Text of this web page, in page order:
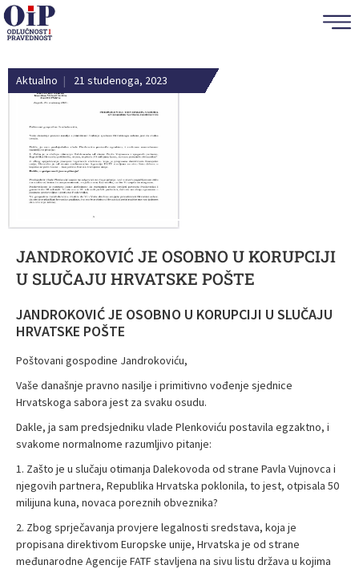
Aktualno | 21 studenoga, 2023
JANDROKOVIĆ JE OSOBNO U KORUPCIJI
U SLUČAJU HRVATSKE POŠTE
JANDROKOVIĆ JE OSOBNO U KORUPCIJI U SLUČAJU
HRVATSKE POŠTE
Poštovani gospodine Jandrokoviću,
Vaše današnje pravno nasilje i primitivno vođenje sjednice
Hrvatskoga sabora jest za svaku osudu.
Dakle, ja sam predsjedniku vlade Plenkoviću postavila egzaktno, i
svakome normalnome razumljivo pitanje:
1. Zašto je u slučaju otimanja Dalekovoda od strane Pavla Vujnovca i
njegovih partnera, Republika Hrvatska poklonila, to jest, otpisala 50
milijuna kuna, novaca poreznih obveznika?
2. Zbog sprječavanja provjere legalnosti sredstava, koja je
propisana direktivom Europske unije, Hrvatska je od strane
međunarodne Agencije FATF stavljena na sivu listu država u kojima